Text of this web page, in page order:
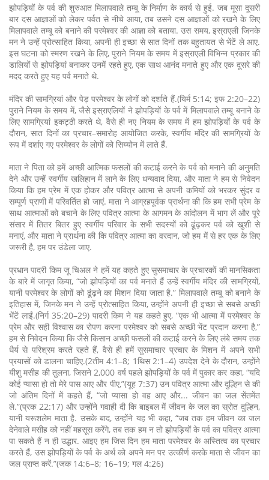
झोपड़ियों के पर्व की शुरुआत मिलापवाले तम्बू के निर्माण के कार्य से हुई. जब मूसा दूसरी
बार दस आज्ञाओं को लेकर पर्वत से नीचे आया, तब उसने दस आज्ञाओं को रखने के लिए
मिलापवाले तम्बू को बनाने की परमेश्वर की आज्ञा को बताया. उस समय, इस्राएली जिनके
मन ने उन्हें प्रोत्साहित किया, अपनी ही इच्छा से सात दिनों तक बहुतायत से भेंटें ले आए.
इस घटना को स्मरण रखने के लिए, पुराने नियम के समय में इस्राएली विभिन्न प्रकार की
डालियों से झोपड़ियां बनाकर उनमें रहते हुए, एक साथ आनंद मनाते हुए और एक दूसरे की
मदद करते हुए यह पर्व मनाते थे.
मंदिर की सामग्रियां और पेड़ परमेश्वर के लोगों को दर्शाते हैं.(यिर्म 5:14; इफ 2:20–22)
पुराने नियम के समय में, जैसे इस्राएलियों ने झोपड़ियों के पर्व में मिलापवाले तम्बू बनाने के
लिए सामग्रियां इकट्ठी करते थे, वैसे ही नए नियम के समय में हम झोपड़ियों के पर्व के
दौरान, सात दिनों का प्रचार–समारोह आयोजित करके, स्वर्गीय मंदिर की सामग्रियों के
रूप में दर्शाए गए परमेश्वर के लोगों को सिय्योन में लाते हैं.
माता ने पिता को हमें अच्छी आत्मिक फसलों की कटाई करने के पर्व को मनाने की अनुमति
देने और उन्हें स्वर्गीय खलिहान में लाने के लिए धन्यवाद दिया, और माता ने हम से निवेदन
किया कि हम प्रेम में एक होकर और पवित्र आत्मा से अपनी कमियों को भरकर सुंदर व
सम्पूर्ण प्राणी में परिवर्तित हो जाएं. माता ने आग्रहपूर्वक प्रार्थना की कि हम सभी प्रेम के
साथ आत्माओं को बचाने के लिए पवित्र आत्मा के आगमन के आंदोलन में भाग लें और पूरे
संसार में तितर बितर हुए स्वर्गीय परिवार के सभी सदस्यों को ढूंढ़कर पर्व को खुशी से
मनाएं, और माता ने प्रार्थना की कि पवित्र आत्मा का वरदान, जो हम में से हर एक के लिए
जरूरी है, हम पर उंडेला जाए.
प्रधान पादरी किम जू चिअल ने हमें यह कहते हुए सुसमाचार के प्रचारकों की मानसिकता
के बारे में जागृत किया, “जो झोपड़ियों का पर्व मनाते हैं उन्हें स्वर्गीय मंदिर की सामग्रियों,
यानी परमेश्वर के लोगों को ढूंढ़ने का मिशन दिया जाता है.” मिलापवाले तम्बू को बनाने के
इतिहास में, जिनके मन ने उन्हें प्रोत्साहित किया, उन्होंने अपनी ही इच्छा से सबसे अच्छी
भेंटें लाईं.(निर्ग 35:20–29) पादरी किम ने यह कहते हुए, “एक भी आत्मा में परमेश्वर के
प्रेम और सही विश्वास का रोपण करना परमेश्वर को सबसे अच्छी भेंट प्रदान करना है,”
हम से निवेदन किया कि जैसे किसान अच्छी फसलों की कटाई करने के लिए लंबे समय तक
धैर्य से परिश्रम करते रहते हैं, वैसे ही हमें सुसमाचार प्रचार के मिशन में अपने सभी
प्रयासों को डालना चाहिए.(2तीम 4:1–8; 1थिस 2:1–4) उपदेश देने के दौरान, उन्होंने
यीशु मसीह की तुलना, जिसने 2,000 वर्ष पहले झोपड़ियों के पर्व में पुकार कर कहा, “यदि
कोई प्यासा हो तो मेरे पास आए और पीए,”(यूह 7:37) उन पवित्र आत्मा और दुल्हिन से की
जो अंतिम दिनों में कहते हैं, “जो प्यासा हो वह आए और... जीवन का जल सेंतमेंत
ले.”(प्रक 22:17) और उन्होंने गवाही दी कि बाइबल में जीवन के जल का स्रोत दुल्हिन,
यानी यरूशलेम माता है. उसके बाद, उन्होंने यह भी कहा, “जब तक हम जीवन का जल
देनेवाले मसीह को नहीं महसूस करेंगे, तब तक हम न तो झोपड़ियों के पर्व का पवित्र आत्मा
पा सकते हैं न ही उद्धार. आइए हम जिस दिन हम माता परमेश्वर के अस्तित्व का प्रचार
करते हैं, उस झोपड़ियों के पर्व के अर्थ को अपने मन पर उत्कीर्ण करके माता से जीवन का
जल प्राप्त करें.”(जक 14:6–8; 16–19; गल 4:26)